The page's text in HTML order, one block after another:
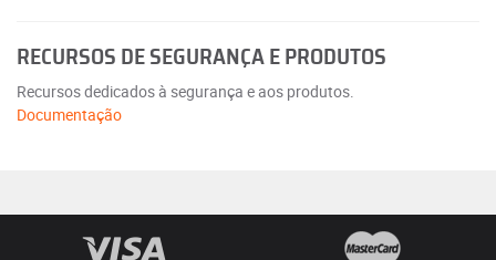
RECURSOS DE SEGURANÇA E PRODUTOS
Recursos dedicados à segurança e aos produtos.
Documentação